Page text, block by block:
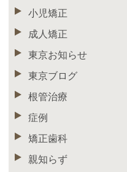
小児矯正
成人矯正
東京お知らせ
東京ブログ
根管治療
症例
矯正歯科
親知らず